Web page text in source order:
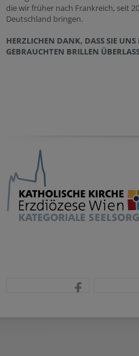
die wir früher nach Frankreich, seit
Deutschland bringen.
HERZLICHEN DANK, DASS SIE UNS
GEBRAUCHTEN BRILLEN